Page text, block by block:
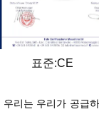
표준:CE
리는 우리가 공급